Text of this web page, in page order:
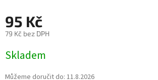
95 Kč
79 Kč bez DPH
cena:
Skladem
Můžeme doručit do: 11.8.2026